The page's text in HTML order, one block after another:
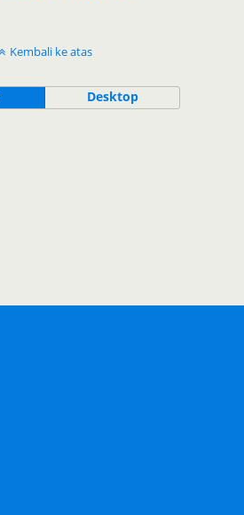
Kembali ke atas
Desktop